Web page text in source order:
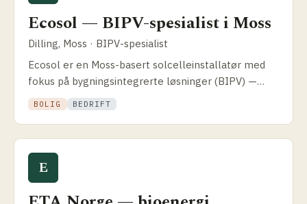
Ecosol — BIPV-spesialist i Moss
Dilling, Moss · BIPV-spesialist
Ecosol er en Moss-basert solcelle­installatør med
fokus på bygnings­integrerte løsninger (BIPV) —
Roofit båndtekking, Sunstyle solcelletakstein og
solcellefasader.
BOLIG BEDRIFT
E